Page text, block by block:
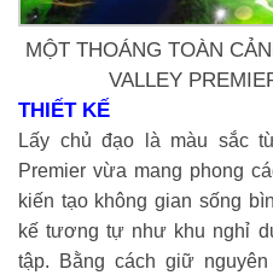
MỘT THOÁNG TOÀN
VALLEY
THIẾT KẾ
Lấy chủ đạo là màu sắc
Premier vừa mang phong
kiến tạo không gian sống
kế tương tự như khu nghỉ
tập. Bằng cách giữ